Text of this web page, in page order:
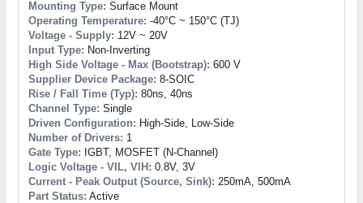
Mounting Type: Surface Mount
Operating Temperature: -40°C ~ 150°C (TJ)
Voltage - Supply: 12V ~ 20V
Input Type: Non-Inverting
High Side Voltage - Max (Bootstrap): 600 V
Supplier Device Package: 8-SOIC
Rise / Fall Time (Typ): 80ns, 40ns
Channel Type: Single
Driven Configuration: High-Side, Low-Side
Number of Drivers: 1
Gate Type: IGBT, MOSFET (N-Channel)
Logic Voltage - VIL, VIH: 0.8V, 3V
Current - Peak Output (Source, Sink): 250mA, 500mA
Part Status: Active